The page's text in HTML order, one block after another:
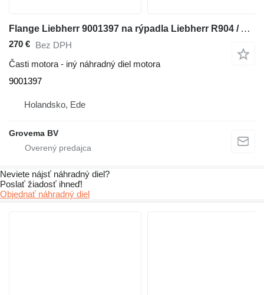
Flange Liebherr 9001397 na rýpadla Liebherr R904 / A904 Li / A900C Li / A900B Li / A932 Li / A944B Li / R900C Li / R932 Li / R944C Li / R900B Li / R934 / R944 / A944 Li / R944B
270 € Bez DPH
Časti motora - iný náhradný diel motora
9001397
Holandsko, Ede
Grovema BV
Neviete nájsť náhradný diel?
Poslať žiadosť ihneď!
Objednať náhradný diel